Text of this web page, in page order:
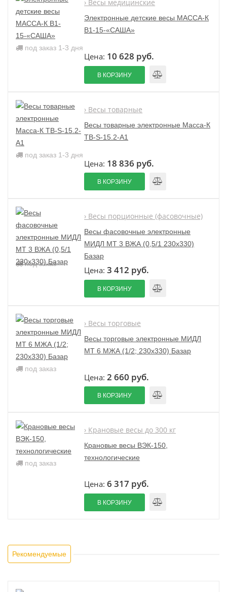
под заказ 1-3 дня
› Весы медицинские
Электронные детские весы МАССА-К
В1-15-«САША»
Цена: 10 628 руб.
В КОРЗИНУ
под заказ 1-3 дня
› Весы товарные
Весы товарные электронные Масса-К
TB-S-15.2-A1
Цена: 18 836 руб.
В КОРЗИНУ
под заказ
› Весы порционные (фасовочные)
Весы фасовочные электронные
МИДЛ МТ 3 ВЖА (0,5/1 230х330)
Базар
Цена:3 412 руб.
В КОРЗИНУ
под заказ
› Весы торговые
Весы торговые электронные МИДЛ
МТ 6 МЖА (1/2; 230x330) Базар
Цена:2 660 руб.
В КОРЗИНУ
под заказ
› Крановые весы до 300 кг
Крановые весы ВЭК-150,
технологические
Цена:6 317 руб.
В КОРЗИНУ
Рекомендуемые